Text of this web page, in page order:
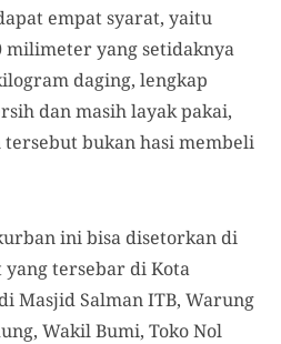
empat syarat, yaitu
yang setidaknya
daging, lengkap
dan masih layak pakai,
bukan hasi membeli
ini bisa disetorkan di
tersebar di Kota
Masjid Salman ITB, Warung
Wakil Bumi, Toko Nol